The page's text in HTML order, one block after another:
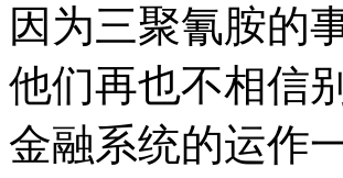
因为三聚氰胺的
他们再也不相信
金融系统的运作